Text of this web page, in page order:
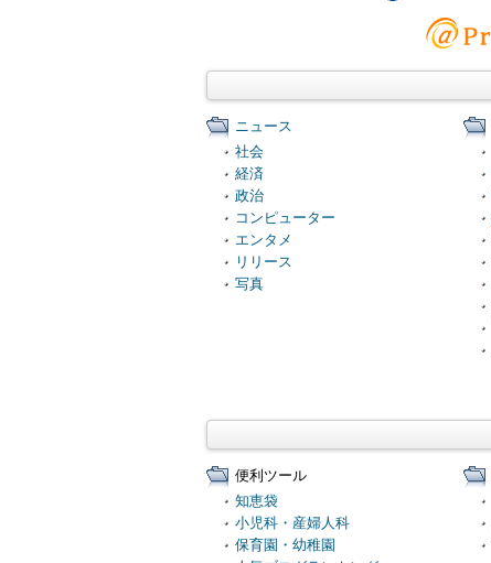
ニュース
社会
経済
政治
コンピューター
エンタメ
リリース
写真
便利ツール
知恵袋
小児科・産婦人科
保育園・幼稚園